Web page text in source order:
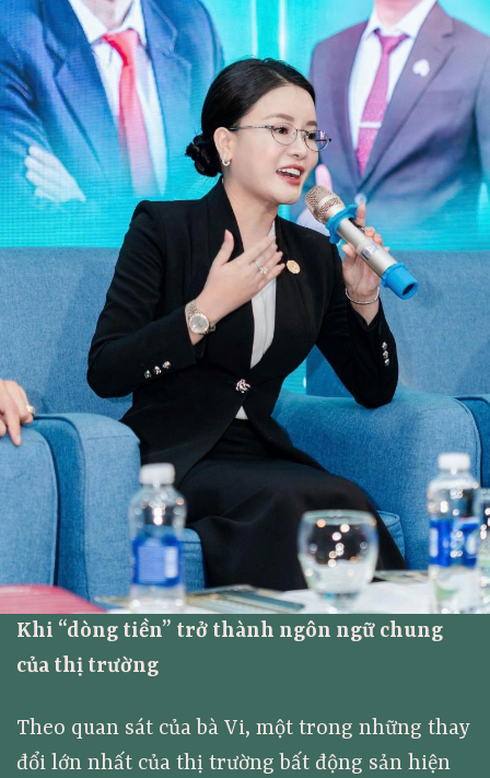
Khi “dòng tiền” trở thành ngôn ngữ chung
của thị trường
Theo quan sát của bà Vi, một trong những thay
đổi lớn nhất của thị trường bất động sản hiện